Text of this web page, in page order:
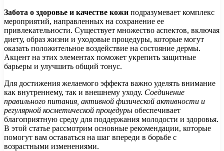
Забота о здоровье и качестве кожи подразумевает комплекс
мероприятий, направленных на сохранение ее
привлекательности. Существует множество аспектов, включая
диету, образ жизни и уходовые процедуры, которые могут
оказать положительное воздействие на состояние дермы.
Акцент на этих элементах поможет укрепить защитные
барьеры и улучшить общий тонус.
Для достижения желаемого эффекта важно уделять внимание
как внутреннему, так и внешнему уходу. Соединение
правильного питания, активной физической активности и
регулярной косметической процедуры обеспечивает
благоприятную среду для поддержания молодости и здоровья.
В этой статье рассмотрим основные рекомендации, которые
помогут вам оставаться на шаг впереди в борьбе с
возрастными изменениями.